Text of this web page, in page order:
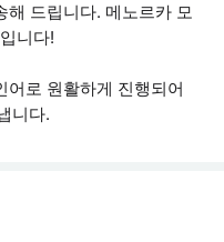
해 드립니다. 메노르카 모
니다!
어로 원활하게 진행되어
니다.